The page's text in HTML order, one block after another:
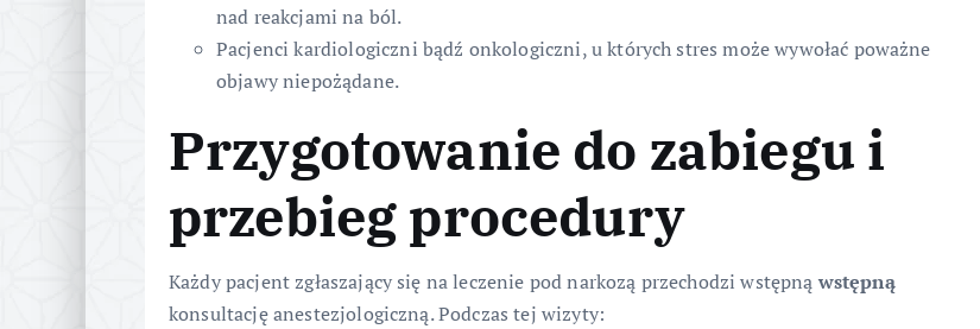
nad reakcjami na ból.
Pacjenci kardiologiczni bądź onkologiczni, u których stres może wywołać poważne
objawy niepożądane.
Przygotowanie do zabiegu i
przebieg procedury
Każdy pacjent zgłaszający się na leczenie pod narkozą przechodzi wstępnąwstępną
konsultację anestezjologiczną. Podczas tej wizyty: